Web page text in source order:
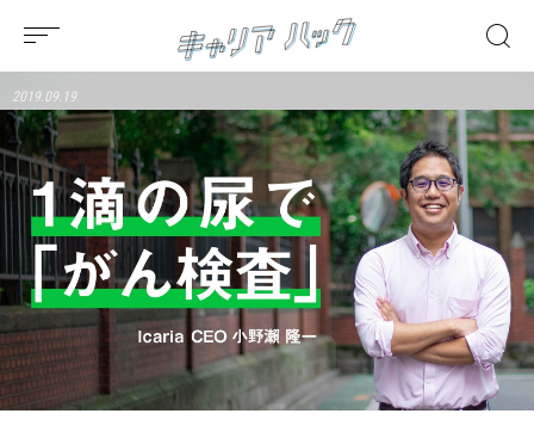
2019.09.19